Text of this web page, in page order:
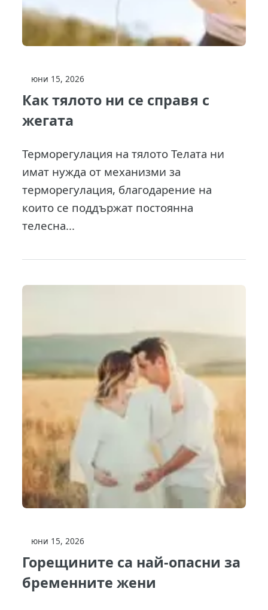
юни 15, 2026
Как тялото ни се справя с
жегата
Терморегулация на тялото Телата ни
имат нужда от механизми за
терморегулация, благодарение на
които се поддържат постоянна
телесна...
юни 15, 2026
Горещините са най-опасни за
бременните жени